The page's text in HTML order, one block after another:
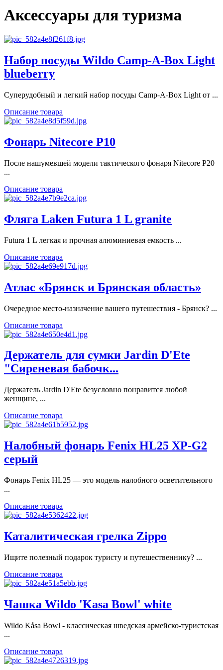
Аксессуары для туризма
Набор посуды Wildo Camp-A-Box Light
blueberry
Суперудобный и легкий набор посуды Camp-A-Box Light от ...
Описание товара
Фонарь Nitecore P10
После нашумевшей модели тактического фонаря Nitecore P20
...
Описание товара
Фляга Laken Futura 1 L granite
Futura 1 L легкая и прочная алюминиевая емкость ...
Описание товара
Атлас «Брянск и Брянская область»
Очередное место-назначение вашего путешествия - Брянск? ...
Описание товара
Держатель для сумки Jardin D'Ete
"Сиреневая бабочк...
Держатель Jardin D'Ete безусловно понравится любой
женщине, ...
Описание товара
Налобный фонарь Fenix HL25 XP-G2
серый
Фонарь Fenix HL25 — это модель налобного осветительного
...
Описание товара
Каталитическая грелка Zippo
Ищите полезный подарок туристу и путешественнику? ...
Описание товара
Чашка Wildo 'Kasa Bowl' white
Wildo Kåsa Bowl - классическая шведская армейско-туристская
...
Описание товара